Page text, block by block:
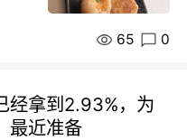
65 0
经拿到2.93%，为
最近准备